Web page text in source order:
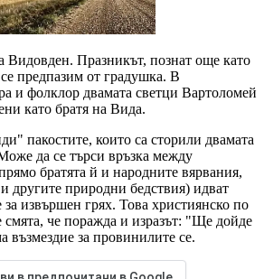
Празникът, познат още като
предпазим от градушка. В
и фолклор двамата светци Вартоломей
като братя на Вида.
пакостите, които са сторили двамата
да се търси връзка между
братята й и народните вярвания,
другите природни бедствия) идват
извършен грях. Това християнско по
смята, че поражда и изразът: "Ще дойде
за провинилите се.